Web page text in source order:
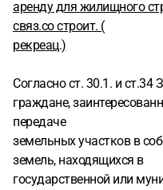
аренду для жилищного
связ.со строит. (
рекреац.)
Согласно ст. 30.1. и ст.34
граждане,
передаче
земельных участков в
земель, находящихся в
государственной или